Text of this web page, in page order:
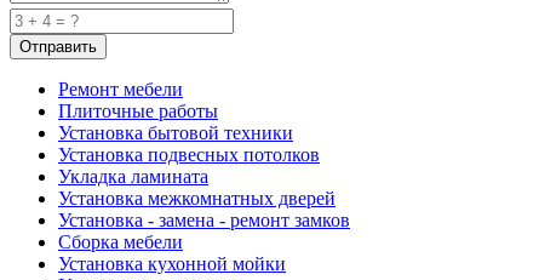
Ремонт мебели
Плиточные работы
Установка бытовой техники
Установка подвесных потолков
Укладка ламината
Установка межкомнатных дверей
Установка - замена - ремонт замков
Сборка мебели
Установка кухонной мойки